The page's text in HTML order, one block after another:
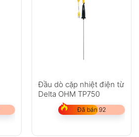
Đầu dò cặp nhiệt điện từ
Delta OHM TP750
Đã bán 92